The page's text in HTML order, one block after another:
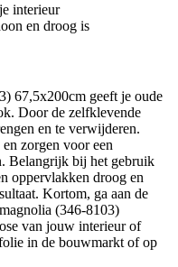
interieur
en droog is
67,5x200cm geeft je oude
Door de zelfklevende
en te verwijderen.
zorgen voor een
Belangrijk bij het gebruik
oppervlakken droog en
Kortom, ga aan de
(346-8103)
van jouw interieur of
in de bouwmarkt of op